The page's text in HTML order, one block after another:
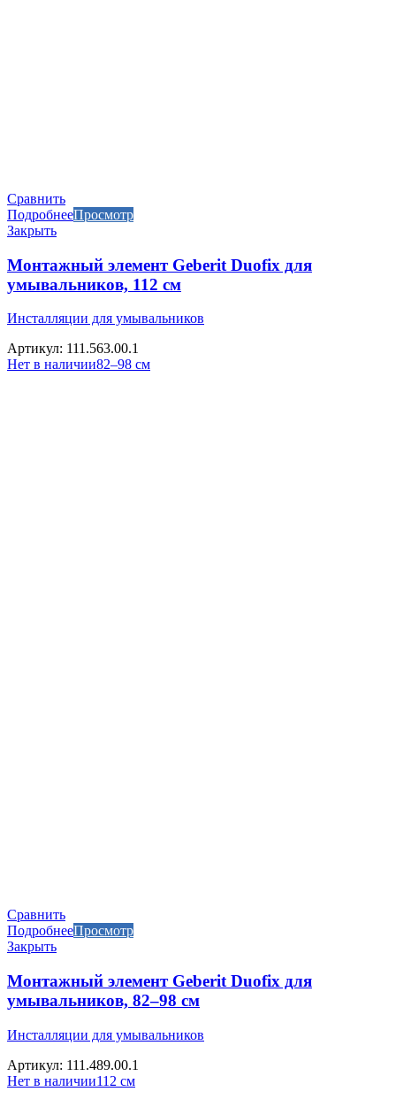
Сравнить
ПодробнееПросмотр
Закрыть
Монтажный элемент Geberit Duofix для
умывальников, 112 см
Инсталляции для умывальников
Артикул: 111.563.00.1
Нет в наличии82–98 см
Сравнить
ПодробнееПросмотр
Закрыть
Монтажный элемент Geberit Duofix для
умывальников, 82–98 см
Инсталляции для умывальников
Артикул: 111.489.00.1
Нет в наличии112 см